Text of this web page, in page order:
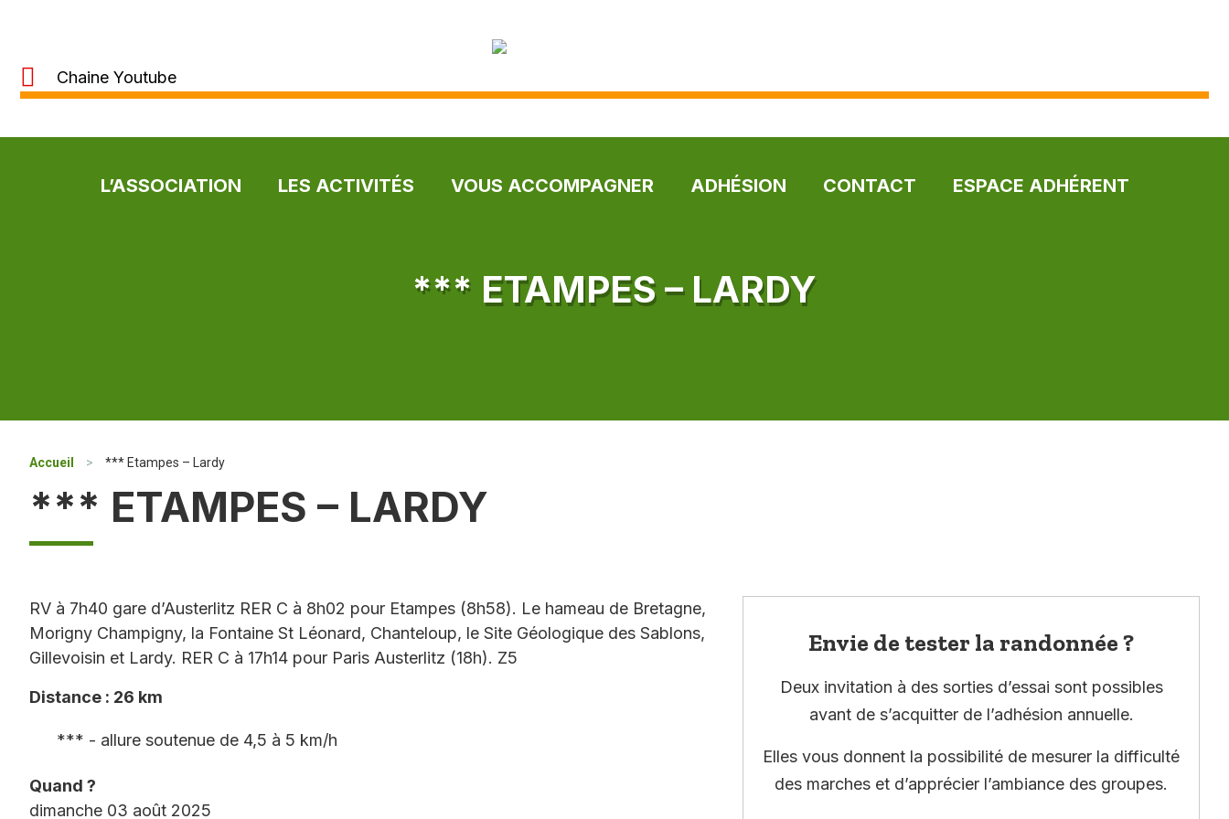
Chaine Youtube
L’ASSOCIATION LES ACTIVITÉS VOUS ACCOMPAGNER ADHÉSION CONTACT ESPACE ADHÉRENT
*** ETAMPES – LARDY
Accueil > *** Etampes – Lardy
*** ETAMPES – LARDY
RV à 7h40 gare d’Austerlitz RER C à 8h02 pour Etampes (8h58). Le hameau de Bretagne,
Morigny Champigny, la Fontaine St Léonard, Chanteloup, le Site Géologique des Sablons,
Gillevoisin et Lardy. RER C à 17h14 pour Paris Austerlitz (18h). Z5
Distance : 26 km
*** - allure soutenue de 4,5 à 5 km/h
Quand ?
dimanche 03 août 2025
Envie de tester la randonnée ?
Deux invitation à des sorties d’essai sont possibles
avant de s’acquitter de l’adhésion annuelle.
Elles vous donnent la possibilité de mesurer la difficulté
des marches et d’apprécier l’ambiance des groupes.